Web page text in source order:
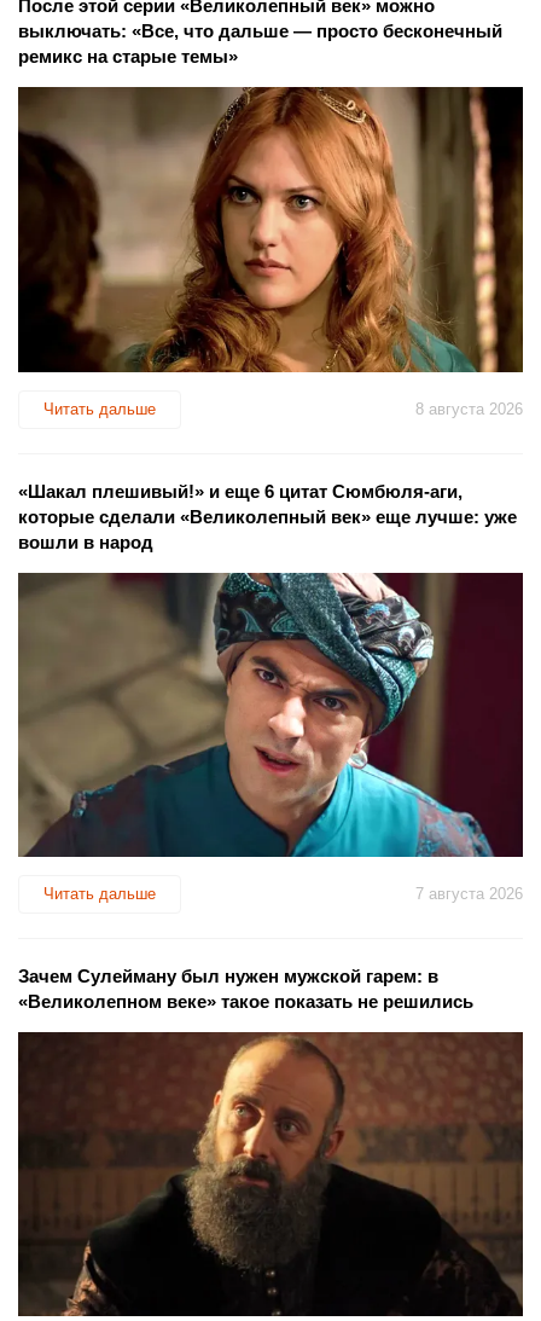
После этой серии «Великолепный век» можно
выключать: «Все, что дальше — просто бесконечный
ремикс на старые темы»
Читать дальше 8 августа 2026
«Шакал плешивый!» и еще 6 цитат Сюмбюля-аги,
которые сделали «Великолепный век» еще лучше: уже
вошли в народ
Читать дальше 7 августа 2026
Зачем Сулейману был нужен мужской гарем: в
«Великолепном веке» такое показать не решились